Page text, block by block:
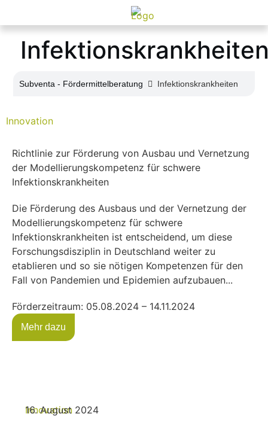
Subventa ‐ Fördermittelberatung Infektionskrankheiten
Innovation
Richtlinie zur Förderung von Ausbau und Vernetzung
der Modellierungskompetenz für schwere
Infektionskrankheiten
Die Förderung des Ausbaus und der Vernetzung der
Modellierungskompetenz für schwere
Infektionskrankheiten ist entscheidend, um diese
Forschungsdisziplin in Deutschland weiter zu
etablieren und so sie nötigen Kompetenzen für den
Fall von Pandemien und Epidemien aufzubauen...
Förderzeitraum: 05.08.2024 – 14.11.2024
Mehr dazu
Innovation
16. August 2024